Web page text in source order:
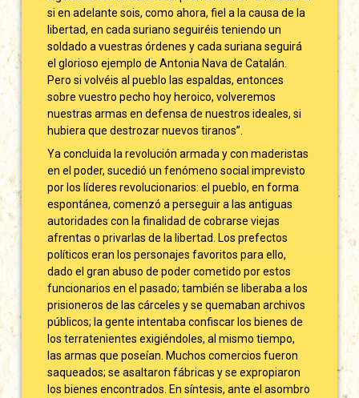
si en adelante sois, como ahora, fiel a la causa de la
libertad, en cada suriano seguiréis teniendo un
soldado a vuestras órdenes y cada suriana seguirá
el glorioso ejemplo de Antonia Nava de Catalán.
Pero si volvéis al pueblo las espaldas, entonces
sobre vuestro pecho hoy heroico, volveremos
nuestras armas en defensa de nuestros ideales, si
hubiera que destrozar nuevos tiranos”.
Ya concluida la revolución armada y con maderistas
en el poder, sucedió un fenómeno social imprevisto
por los líderes revolucionarios: el pueblo, en forma
espontánea, comenzó a perseguir a las antiguas
autoridades con la finalidad de cobrarse viejas
afrentas o privarlas de la libertad. Los prefectos
políticos eran los personajes favoritos para ello,
dado el gran abuso de poder cometido por estos
funcionarios en el pasado; también se liberaba a los
prisioneros de las cárceles y se quemaban archivos
públicos; la gente intentaba confiscar los bienes de
los terratenientes exigiéndoles, al mismo tiempo,
las armas que poseían. Muchos comercios fueron
saqueados; se asaltaron fábricas y se expropiaron
los bienes encontrados. En síntesis, ante el asombro